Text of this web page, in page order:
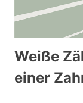
Weiße
einer